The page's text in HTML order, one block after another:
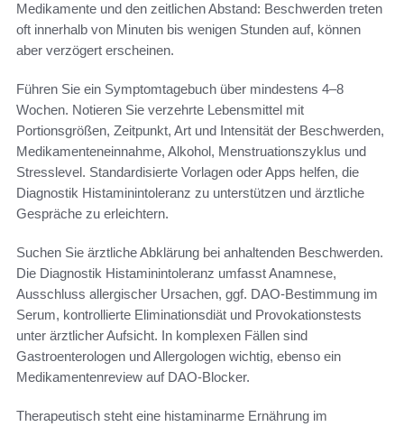
Medikamente und den zeitlichen Abstand: Beschwerden treten
oft innerhalb von Minuten bis wenigen Stunden auf, können
aber verzögert erscheinen.
Führen Sie ein Symptomtagebuch über mindestens 4–8
Wochen. Notieren Sie verzehrte Lebensmittel mit
Portionsgrößen, Zeitpunkt, Art und Intensität der Beschwerden,
Medikamenteneinnahme, Alkohol, Menstruationszyklus und
Stresslevel. Standardisierte Vorlagen oder Apps helfen, die
Diagnostik Histaminintoleranz zu unterstützen und ärztliche
Gespräche zu erleichtern.
Suchen Sie ärztliche Abklärung bei anhaltenden Beschwerden.
Die Diagnostik Histaminintoleranz umfasst Anamnese,
Ausschluss allergischer Ursachen, ggf. DAO-Bestimmung im
Serum, kontrollierte Eliminationsdiät und Provokationstests
unter ärztlicher Aufsicht. In komplexen Fällen sind
Gastroenterologen und Allergologen wichtig, ebenso ein
Medikamentenreview auf DAO-Blocker.
Therapeutisch steht eine histaminarme Ernährung im